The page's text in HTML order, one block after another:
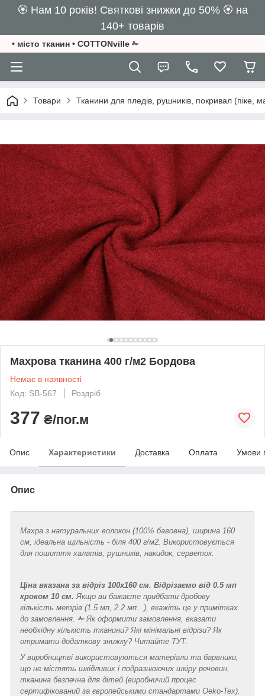
🏵️ Нам 10 років! Святкові знижки до 50% 🏵️ на
140+ товарів
• місто тканин • COTTONville ✁
Товари Тканини для пледів, рушників, покривал (піке,
Махрова тканина 400 г/м2 Бордова
Немає в наявності
Код: SB-567
Роздріб
377 ₴/пог.м
Опис Характеристики Доставка Оплата Умови
Опис
Махра з натуральних волокон (100% бавовна), ширина 160
см, ідеальна щільність - біля 400 г/м2. Використовується
для пошиття халатів, рушників, накидок, серветок.
Ціна вказана за відріз 100х160 см. Відрізаємо від 0.5 мп
кроком 10 см. Якщо ви бажаєте придбати дробову
кількість метрів (1.5 мп, 2.2 мп...), вкажіть це у примітках
до замовлення. ✁ Як оформити замовлення, вказати
необхідну кількість тканини? Які мінімальні відрізи? Як
отримати додаткову знижку? Читайте ТУТ.
У виробництві використовуються матеріали та барвники,
що не містять шкідливих і подразнюючих шкіру речовин,
тканина безпечна для дітей (виробничий процес
сертифікований за європейськими стандартами Oeko-Tex).